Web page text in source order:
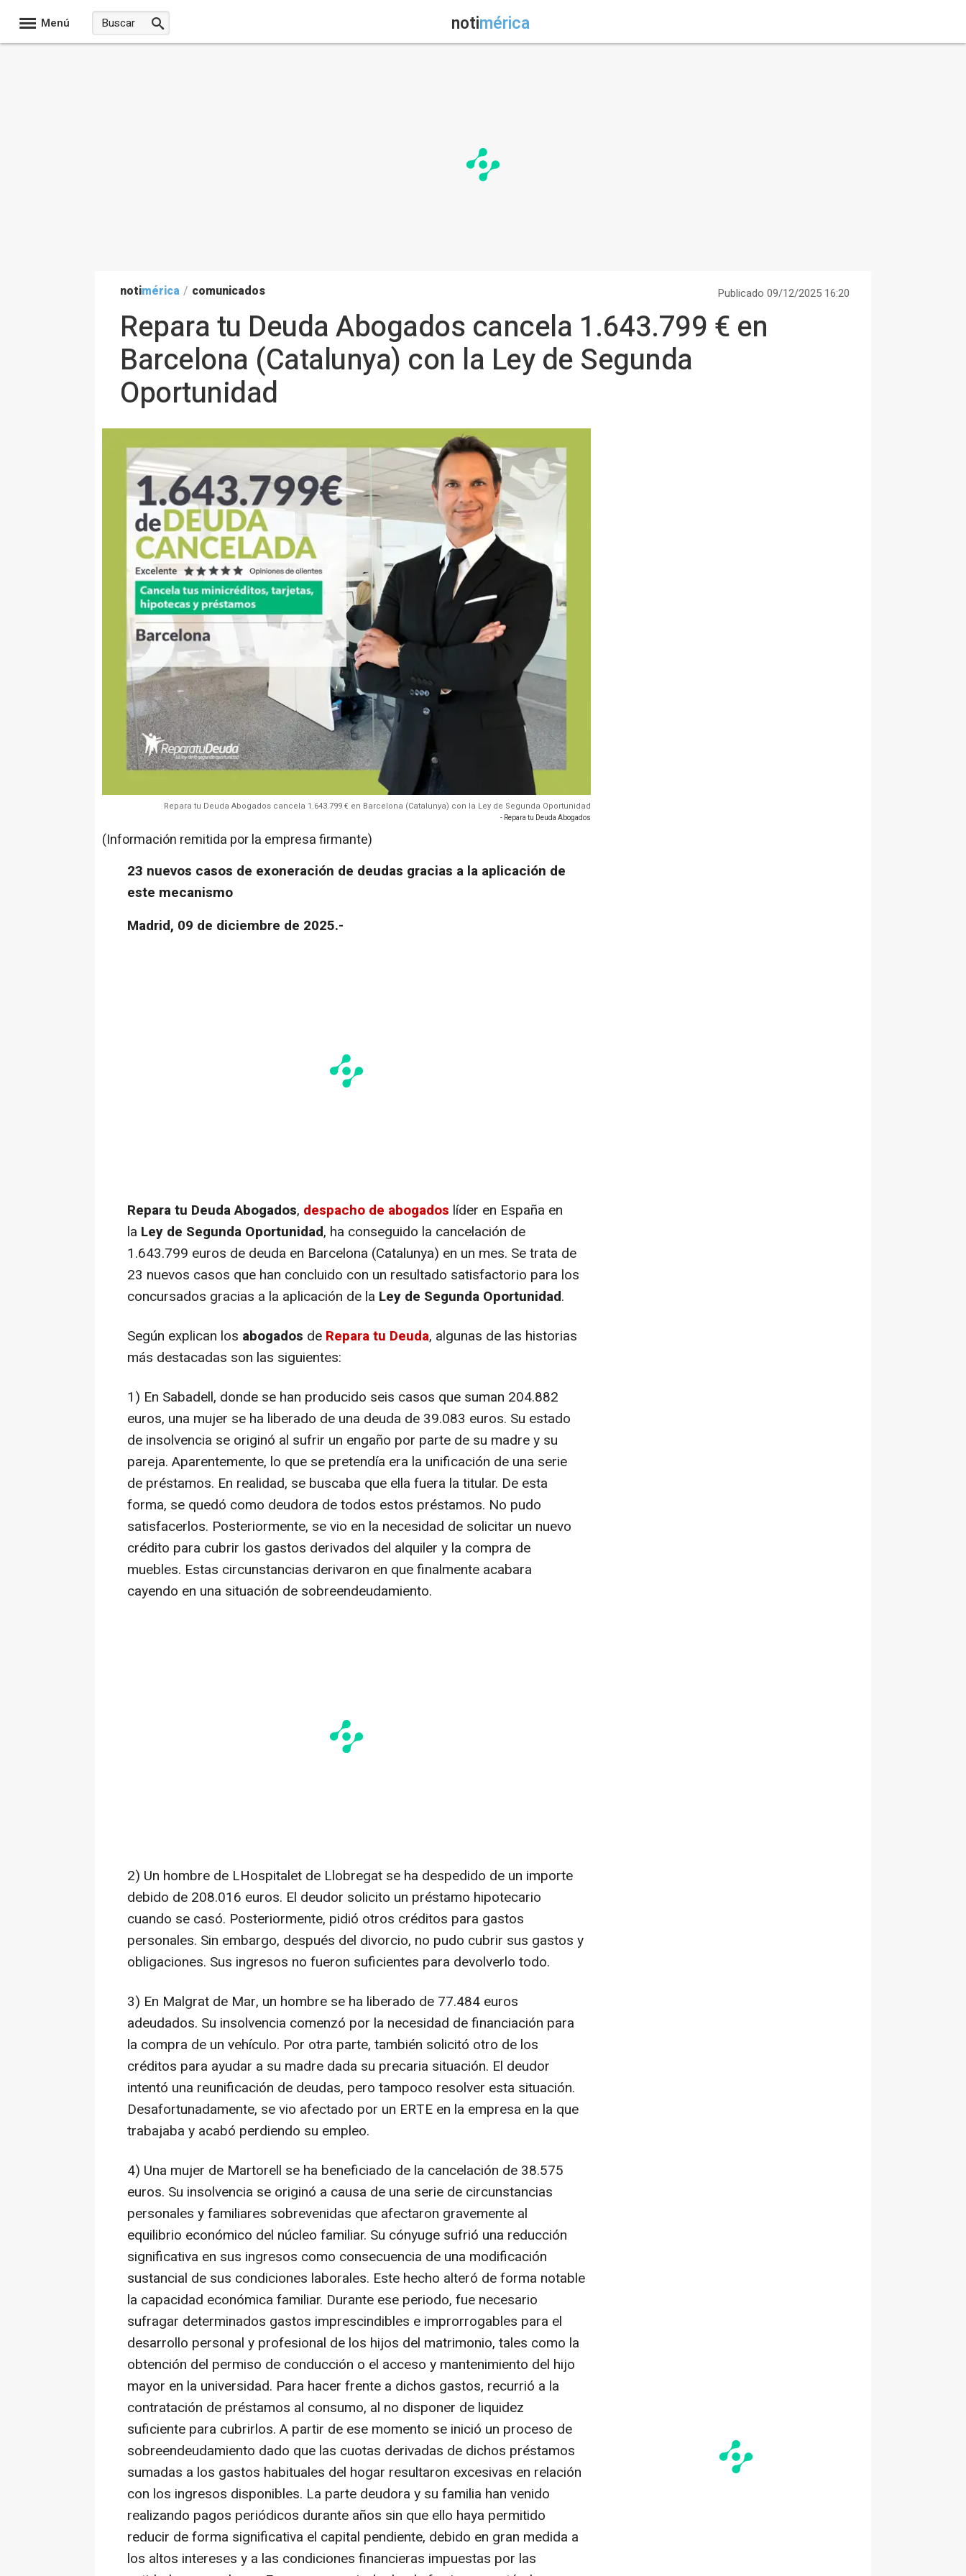
Menú notimérica
notimérica / comunicados Publicado 09/12/2025 16:20
Repara tu Deuda Abogados cancela 1.643.799 € en
Barcelona (Catalunya) con la Ley de Segunda
Oportunidad
Repara tu Deuda Abogados cancela 1.643.799 € en Barcelona (Catalunya) con la Ley de Segunda Oportunidad
- Repara tu Deuda Abogados
(Información remitida por la empresa firmante)
23 nuevos casos de exoneración de deudas gracias a la aplicación de
este mecanismo
Madrid, 09 de diciembre de 2025.-
Repara tu Deuda Abogados, despacho de abogados líder en España en
la Ley de Segunda Oportunidad, ha conseguido la cancelación de
1.643.799 euros de deuda en Barcelona (Catalunya) en un mes. Se trata de
23 nuevos casos que han concluido con un resultado satisfactorio para los
concursados gracias a la aplicación de la Ley de Segunda Oportunidad.
Según explican los abogados de Repara tu Deuda, algunas de las historias
más destacadas son las siguientes:
1) En Sabadell, donde se han producido seis casos que suman 204.882
euros, una mujer se ha liberado de una deuda de 39.083 euros. Su estado
de insolvencia se originó al sufrir un engaño por parte de su madre y su
pareja. Aparentemente, lo que se pretendía era la unificación de una serie
de préstamos. En realidad, se buscaba que ella fuera la titular. De esta
forma, se quedó como deudora de todos estos préstamos. No pudo
satisfacerlos. Posteriormente, se vio en la necesidad de solicitar un nuevo
crédito para cubrir los gastos derivados del alquiler y la compra de
muebles. Estas circunstancias derivaron en que finalmente acabara
cayendo en una situación de sobreendeudamiento.
2) Un hombre de LHospitalet de Llobregat se ha despedido de un importe
debido de 208.016 euros. El deudor solicito un préstamo hipotecario
cuando se casó. Posteriormente, pidió otros créditos para gastos
personales. Sin embargo, después del divorcio, no pudo cubrir sus gastos y
obligaciones. Sus ingresos no fueron suficientes para devolverlo todo.
3) En Malgrat de Mar, un hombre se ha liberado de 77.484 euros
adeudados. Su insolvencia comenzó por la necesidad de financiación para
la compra de un vehículo. Por otra parte, también solicitó otro de los
créditos para ayudar a su madre dada su precaria situación. El deudor
intentó una reunificación de deudas, pero tampoco resolver esta situación.
Desafortunadamente, se vio afectado por un ERTE en la empresa en la que
trabajaba y acabó perdiendo su empleo.
4) Una mujer de Martorell se ha beneficiado de la cancelación de 38.575
euros. Su insolvencia se originó a causa de una serie de circunstancias
personales y familiares sobrevenidas que afectaron gravemente al
equilibrio económico del núcleo familiar. Su cónyuge sufrió una reducción
significativa en sus ingresos como consecuencia de una modificación
sustancial de sus condiciones laborales. Este hecho alteró de forma notable
la capacidad económica familiar. Durante ese periodo, fue necesario
sufragar determinados gastos imprescindibles e improrrogables para el
desarrollo personal y profesional de los hijos del matrimonio, tales como la
obtención del permiso de conducción o el acceso y mantenimiento del hijo
mayor en la universidad. Para hacer frente a dichos gastos, recurrió a la
contratación de préstamos al consumo, al no disponer de liquidez
suficiente para cubrirlos. A partir de ese momento se inició un proceso de
sobreendeudamiento dado que las cuotas derivadas de dichos préstamos
sumadas a los gastos habituales del hogar resultaron excesivas en relación
con los ingresos disponibles. La parte deudora y su familia han venido
realizando pagos periódicos durante años sin que ello haya permitido
reducir de forma significativa el capital pendiente, debido en gran medida a
los altos intereses y a las condiciones financieras impuestas por las